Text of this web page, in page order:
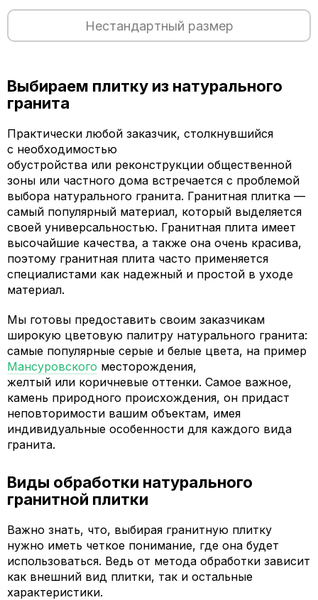
Нестандартный размер
Выбираем плитку из натурального
гранита
Практически любой заказчик, столкнувшийся
с необходимостью
обустройства или реконструкции общественной
зоны или частного дома встречается с проблемой
выбора натурального гранита. Гранитная плитка —
самый популярный материал, который выделяется
своей универсальностью. Гранитная плита имеет
высочайшие качества, а также она очень красива,
поэтому гранитная плита часто применяется
специалистами как надежный и простой в уходе
материал.
Мы готовы предоставить своим заказчикам
широкую цветовую палитру натурального гранита:
самые популярные серые и белые цвета, на пример
Мансуровского месторождения,
желтый или коричневые оттенки. Самое важное,
камень природного происхождения, он придаст
неповторимости вашим объектам, имея
индивидуальные особенности для каждого вида
гранита.
Виды обработки натурального
гранитной плитки
Важно знать, что, выбирая гранитную плитку
нужно иметь четкое понимание, где она будет
использоваться. Ведь от метода обработки зависит
как внешний вид плитки, так и остальные
характеристики.